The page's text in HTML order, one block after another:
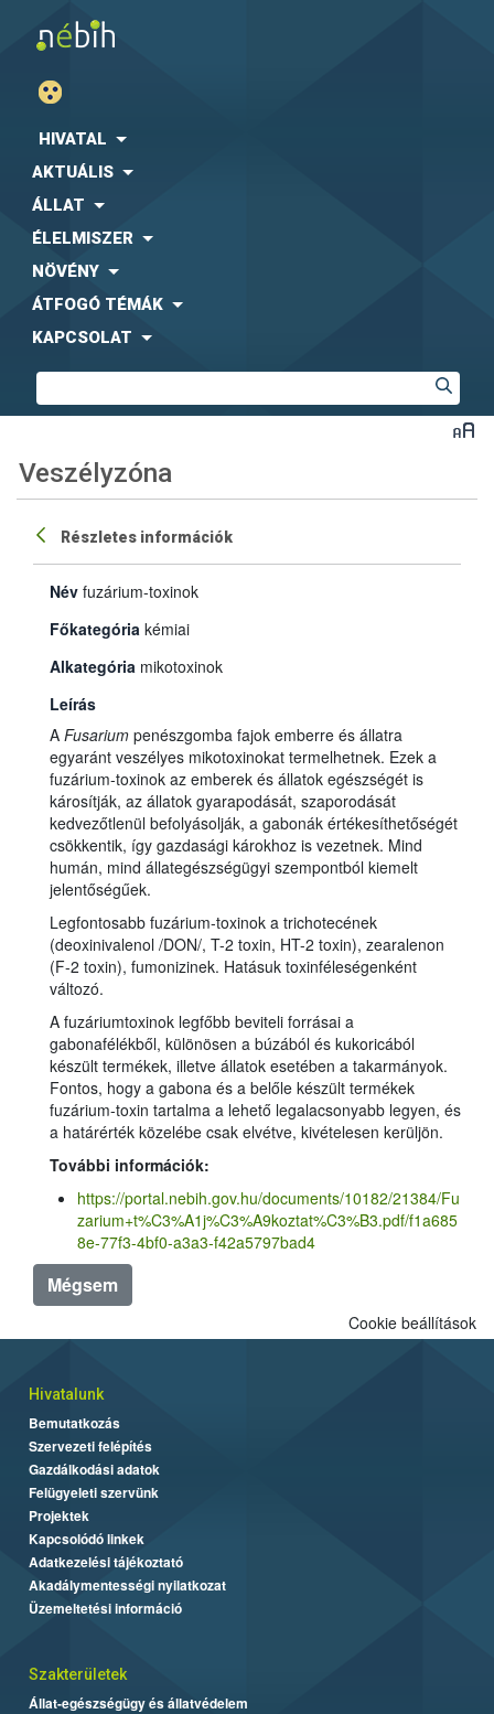
HIVATAL
AKTUÁLIS
ÁLLAT
ÉLELMISZER
NÖVÉNY
ÁTFOGÓ TÉMÁK
KAPCSOLAT
Veszélyzóna
Részletes információk
Név fuzárium-toxinok
Főkategória kémiai
Alkategória mikotoxinok
Leírás
A Fusarium penészgomba fajok emberre és állatra
egyaránt veszélyes mikotoxinokat termelhetnek. Ezek a
fuzárium-toxinok az emberek és állatok egészségét is
károsítják, az állatok gyarapodását, szaporodását
kedvezőtlenül befolyásolják, a gabonák értékesíthetőségét
csökkentik, így gazdasági károkhoz is vezetnek. Mind
humán, mind állategészségügyi szempontból kiemelt
jelentőségűek.
Legfontosabb fuzárium-toxinok a trichotecének
(deoxinivalenol /DON/, T-2 toxin, HT-2 toxin), zearalenon
(F-2 toxin), fumonizinek. Hatásuk toxinféleségenként
változó.
A fuzáriumtoxinok legfőbb beviteli forrásai a
gabonafélékből, különösen a búzából és kukoricából
készült termékek, illetve állatok esetében a takarmányok.
Fontos, hogy a gabona és a belőle készült termékek
fuzárium-toxin tartalma a lehető legalacsonyabb legyen, és
a határérték közelébe csak elvétve, kivételesen kerüljön.
További információk:
https://portal.nebih.gov.hu/documents/10182/21384/Fu
zarium+t%C3%A1j%C3%A9koztat%C3%B3.pdf/f1a685
8e-77f3-4bf0-a3a3-f42a5797bad4
Mégsem
Cookie beállítások
Hivatalunk
Bemutatkozás
Szervezeti felépítés
Gazdálkodási adatok
Felügyeleti szervünk
Projektek
Kapcsolódó linkek
Adatkezelési tájékoztató
Akadálymentességi nyilatkozat
Üzemeltetési információ
Szakterületek
Állat-egészségügy és állatvédelem